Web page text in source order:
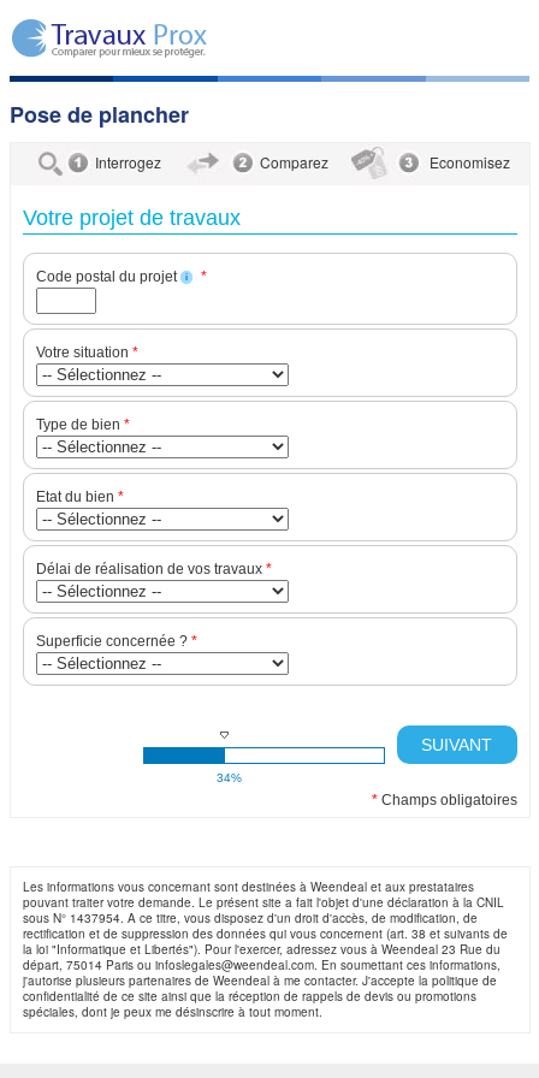
Pose de plancher
Interrogez Comparez Economisez
Votre projet de travaux
Code postal du projet i *
Votre situation *
Type de bien *
Etat du bien *
Délai de réalisation de vos travaux*
Superficie concernée ?*
34%
SUIVANT
* Champs obligatoires
Les informations vous concernant sont destinées à Weendeal et aux prestataires
pouvant traiter votre demande. Le présent site a fait l'objet d'une déclaration à la CNIL
sous N° 1437954. A ce titre, vous disposez d'un droit d'accès, de modification, de
rectification et de suppression des données qui vous concernent (art. 38 et suivants de
la loi "Informatique et Libertés"). Pour l'exercer, adressez vous à Weendeal 23 Rue du
départ, 75014 Paris ou infoslegales@weendeal.com. En soumettant ces informations,
j'autorise plusieurs partenaires de Weendeal à me contacter. J'accepte la politique de
confidentialité de ce site ainsi que la réception de rappels de devis ou promotions
spéciales, dont je peux me désinscrire à tout moment.